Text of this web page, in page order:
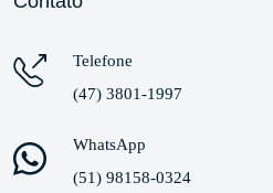
Telefone
(47) 3801-1997
WhatsApp
(51) 98158-0324